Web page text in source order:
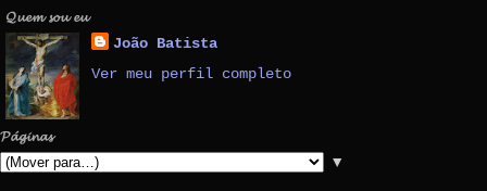
𝓠𝓾𝓮𝓶 𝓼𝓸𝓾 𝓮𝓾
João Batista
Ver meu perfil completo
𝓟𝓪́𝓰𝓲𝓷𝓪𝓼
▼